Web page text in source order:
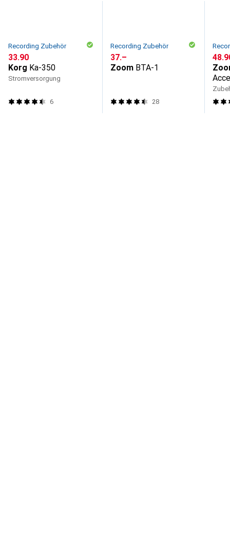
Recording Zubehör
CHF
33.90
Korg Ka-350
Stromversorgung
6
Recording Zubehör
CHF
37.–
Zoom BTA-1
28
CHF